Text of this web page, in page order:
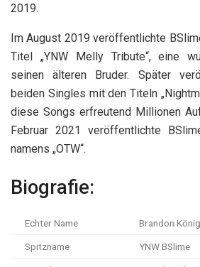
2019.
Im August 2019 veröffentlichte
Titel „YNW Melly Tribute“, eine
seinen älteren Bruder. Später
beiden Singles mit den Titeln
diese Songs erfreutend Millionen
Februar 2021 veröffentlichte
namens „OTW“.
Biografie:
Echter Name Brandon König
Spitzname YNW BSlime